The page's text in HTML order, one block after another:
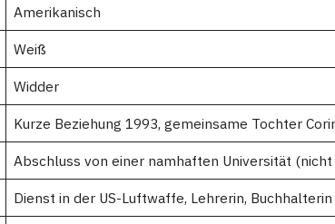
Amerikanisch
Weiß
Widder
Kurze Beziehung 1993, gemeinsame Tochter
Abschluss von einer namhaften Universität
Dienst in der US-Luftwaffe, Lehrerin, Buchhalterin